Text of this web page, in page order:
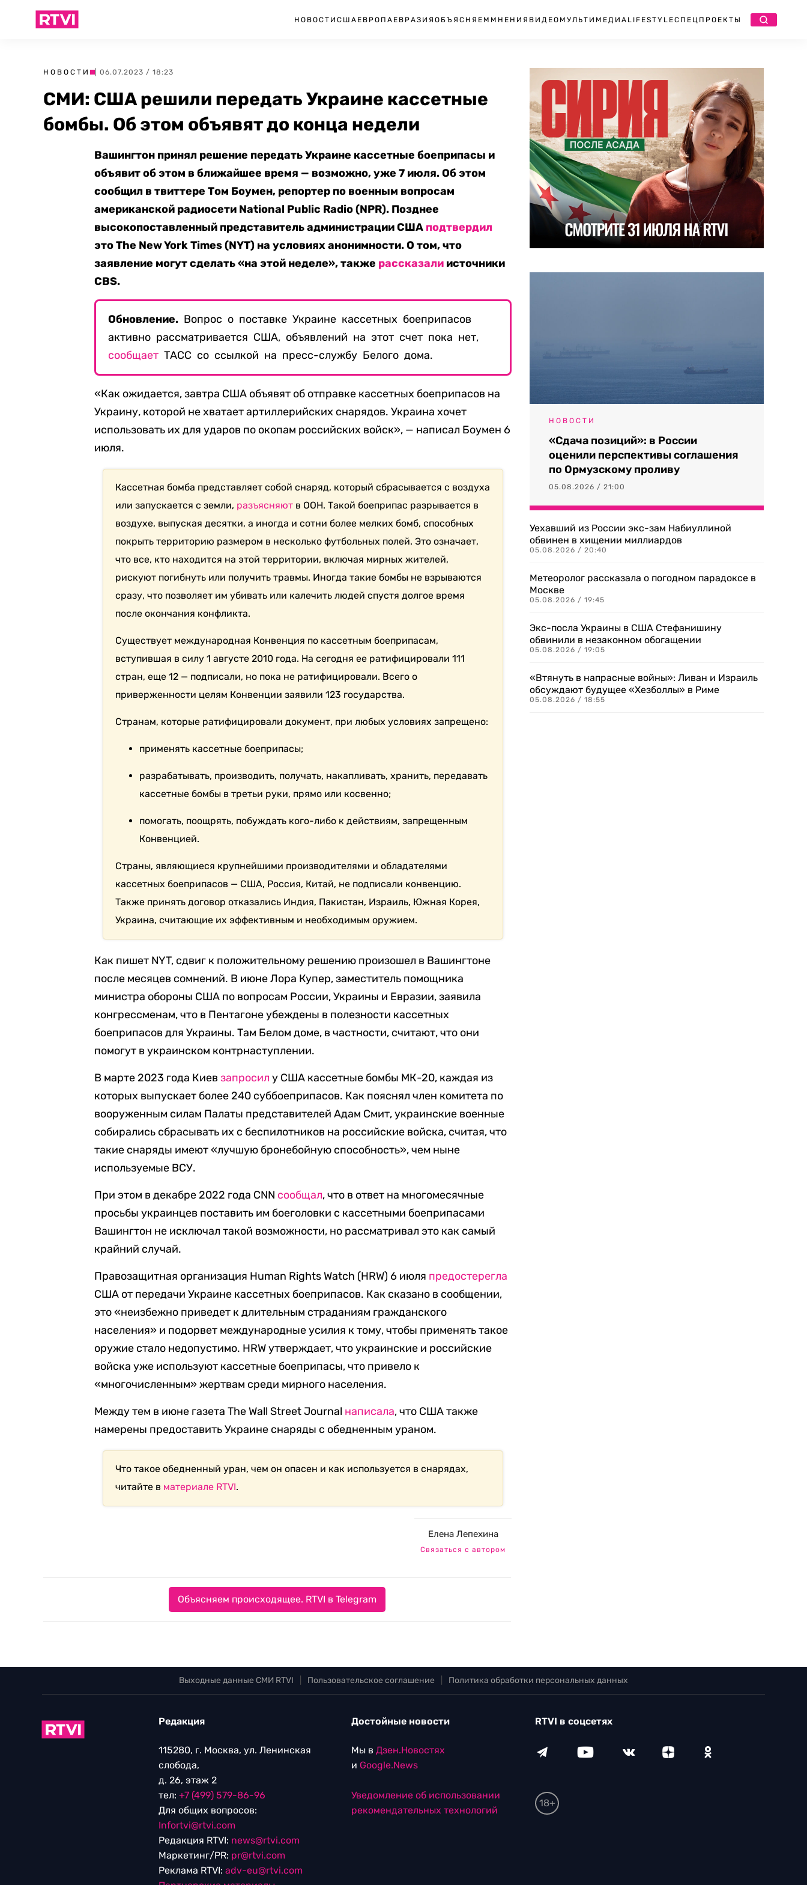
НОВОСТИ США ЕВРОПА ЕВРАЗИЯ ОБЪЯСНЯЕМ МНЕНИЯ ВИДЕО МУЛЬТИМЕДИА LIFESTYLEСПЕЦПРОЕКТЫ
НОВОСТИ | 06.07.2023 / 18:23
СМИ: США решили передать Украине кассетные
бомбы. Об этом объявят до конца недели
Вашингтон принял решение передать Украине кассетные боеприпасы и
объявит об этом в ближайшее время — возможно, уже 7 июля. Об этом
сообщил в твиттере Том Боумен, репортер по военным вопросам
американской радиосети National Public Radio (NPR). Позднее
высокопоставленный представитель администрации США подтвердил
это The New York Times (NYT) на условиях анонимности. О том, что
заявление могут сделать «на этой неделе», также рассказали источники
CBS.
Обновление. Вопрос о поставке Украине кассетных боеприпасов
активно рассматривается США, объявлений на этот счет пока нет,
сообщает ТАСС со ссылкой на пресс-службу Белого дома.
«Как ожидается, завтра США объявят об отправке кассетных боеприпасов на
Украину, которой не хватает артиллерийских снарядов. Украина хочет
использовать их для ударов по окопам российских войск», — написал Боумен 6
июля.
Кассетная бомба представляет собой снаряд, который сбрасывается с воздуха
или запускается с земли, разъясняют в ООН. Такой боеприпас разрывается в
воздухе, выпуская десятки, а иногда и сотни более мелких бомб, способных
покрыть территорию размером в несколько футбольных полей. Это означает,
что все, кто находится на этой территории, включая мирных жителей,
рискуют погибнуть или получить травмы. Иногда такие бомбы не взрываются
сразу, что позволяет им убивать или калечить людей спустя долгое время
после окончания конфликта.
Существует международная Конвенция по кассетным боеприпасам,
вступившая в силу 1 августе 2010 года. На сегодня ее ратифицировали 111
стран, еще 12 — подписали, но пока не ратифицировали. Всего о
приверженности целям Конвенции заявили 123 государства.
Странам, которые ратифицировали документ, при любых условиях запрещено:
применять кассетные боеприпасы;
разрабатывать, производить, получать, накапливать, хранить, передавать
кассетные бомбы в третьи руки, прямо или косвенно;
помогать, поощрять, побуждать кого-либо к действиям, запрещенным
Конвенцией.
Страны, являющиеся крупнейшими производителями и обладателями
кассетных боеприпасов — США, Россия, Китай, не подписали конвенцию.
Также принять договор отказались Индия, Пакистан, Израиль, Южная Корея,
Украина, считающие их эффективным и необходимым оружием.
Как пишет NYT, сдвиг к положительному решению произошел в Вашингтоне
после месяцев сомнений. В июне Лора Купер, заместитель помощника
министра обороны США по вопросам России, Украины и Евразии, заявила
конгрессменам, что в Пентагоне убеждены в полезности кассетных
боеприпасов для Украины. Там Белом доме, в частности, считают, что они
помогут в украинском контрнаступлении.
В марте 2023 года Киевзапросил у США кассетные бомбы МК-20, каждая из
которых выпускает более 240 суббоеприпасов. Как пояснял член комитета по
вооруженным силам Палаты представителей Адам Смит, украинские военные
собирались сбрасывать их с беспилотников на российские войска, считая, что
такие снаряды имеют «лучшую бронебойную способность», чем ныне
используемые ВСУ.
При этом в декабре 2022 года CNN сообщал, что в ответ на многомесячные
просьбы украинцев поставить им боеголовки с кассетными боеприпасами
Вашингтон не исключал такой возможности, но рассматривал это как самый
крайний случай.
Правозащитная организация Human Rights Watch (HRW) 6 июля предостерегла
США от передачи Украине кассетных боеприпасов. Как сказано в сообщении,
это «неизбежно приведет к длительным страданиям гражданского
населения» и подорвет международные усилия к тому, чтобы применять такое
оружие стало недопустимо. HRW утверждает, что украинские и российские
войска уже используют кассетные боеприпасы, что привело к
«многочисленным» жертвам среди мирного населения.
Между тем в июне газетаThe Wall Street Journal написала, что США также
намерены предоставить Украине снаряды с обедненным ураном.
Что такое обедненный уран, чем он опасен и как используется в снарядах,
читайте в материале RTVI.
Елена Лепехина
Связаться с автором
Объясняем происходящее. RTVI в Telegram
НОВОСТИ
«Сдача позиций»: в России
оценили перспективы соглашения
по Ормузскому проливу
05.08.2026 / 21:00
Уехавший из России экс-зам Набиуллиной
обвинен в хищении миллиардов
05.08.2026 / 20:40
Метеоролог рассказала о погодном парадоксе в
Москве
05.08.2026 / 19:45
Экс-посла Украины в США Стефанишину
обвинили в незаконном обогащении
05.08.2026 / 19:05
«Втянуть в напрасные войны»: Ливан и Израиль
обсуждают будущее «Хезболлы» в Риме
05.08.2026 / 18:55
Выходные данные СМИ RTVI Пользовательское соглашение Политика обработки персональных данных
Редакция
115280, г. Москва, ул. Ленинская
слобода,
д. 26, этаж 2
тел: +7 (499) 579-86-96
Для общих вопросов:
Infortvi@rtvi.com
Редакция RTVI: news@rtvi.com
Маркетинг/PR: pr@rtvi.com
Реклама RTVI: adv-eu@rtvi.com
Достойные новости
Мы в Дзен.Новостях
и Google.News
Уведомление об использовании
рекомендательных технологий
RTVI в соцсетях
18+